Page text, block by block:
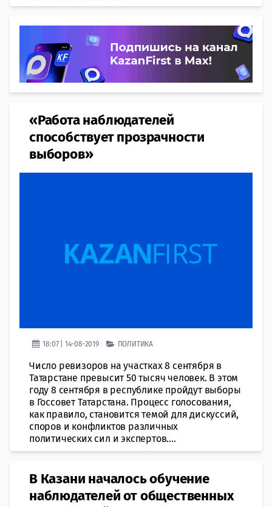
«Работа наблюдателей
способствует прозрачности
выборов»
18:07 | 14-08-2019 ПОЛИТИКА
Число ревизоров на участках 8 сентября в
Татарстане превысит 50 тысяч человек. В этом
году 8 сентября в республике пройдут выборы
в Госсовет Татарстана. Процесс голосования,
как правило, становится темой для дискуссий,
споров и конфликтов различных
политических сил и экспертов....
В Казани началось обучение
наблюдателей от общественных